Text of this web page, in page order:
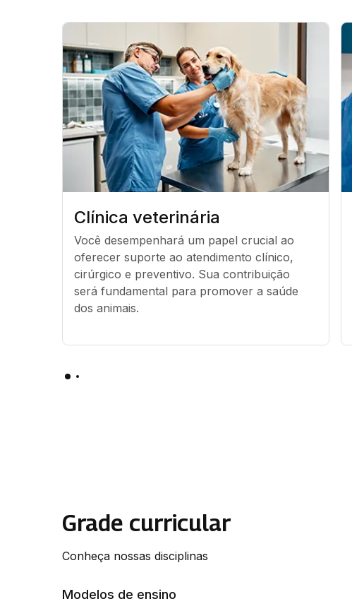
Clínica veterinária
Você desempenhará um papel crucial ao
oferecer suporte ao atendimento clínico,
cirúrgico e preventivo. Sua contribuição
será fundamental para promover a saúde
dos animais.
Grade curricular
Conheça nossas disciplinas
Modelos de ensino